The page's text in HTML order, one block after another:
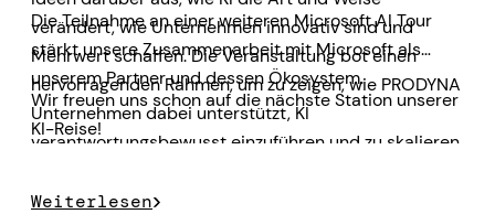
verändert, wie Unternehmen innovativ sind und
Mehrwert schaffen. Die Veranstaltung bot einen
hervorragenden Rahmen, um zu zeigen, wie PRODYNA
Unternehmen dabei unterstützt, KI
verantwortungsbewusst einzuführen und zu skalieren.
Die Teilnahme an einer weiteren Microsoft AI Tour
stärkt unsere Zusammenarbeit mit Microsoft als
unserem Partner und dessen Ökosystem.
Wir freuen uns schon auf die nächste Station unserer
KI-Reise!
Weiterlesen